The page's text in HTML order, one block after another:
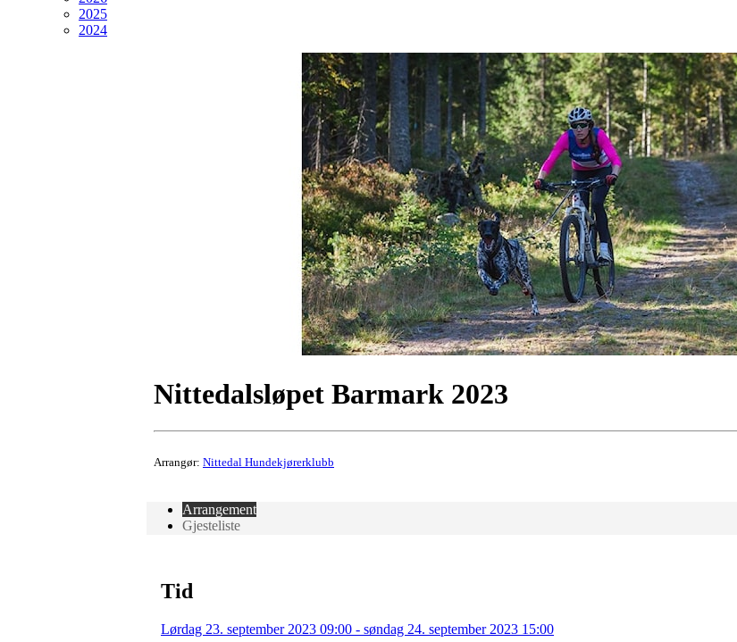
2025
2024
Nittedalsløpet Barmark 2023
Arrangør: Nittedal Hundekjørerklubb
Arrangement
Gjesteliste
Tid
Lørdag 23. september 2023 09:00 - søndag 24. september 2023 15:00